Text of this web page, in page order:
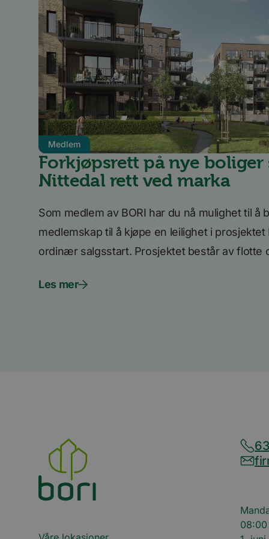
Medlem
Forkjøpsrett på nye boliger
Nittedal rett ved marka
Som medlem av BORI har du nå mulighet til å
medlemskap til å kjøpe en leilighet i
ordinær salgsstart. Prosjektet består av flotte
Les mer
li_sugr
li_gc
YSC
_fbp